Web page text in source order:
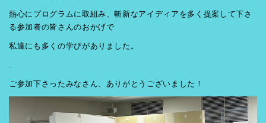
熱心にプログラムに取組み、斬新なアイディアを多く提案して下さ
る参加者の皆さんのおかげで
私達にも多くの学びがありました。
.
ご参加下さったみなさん、ありがとうございました！